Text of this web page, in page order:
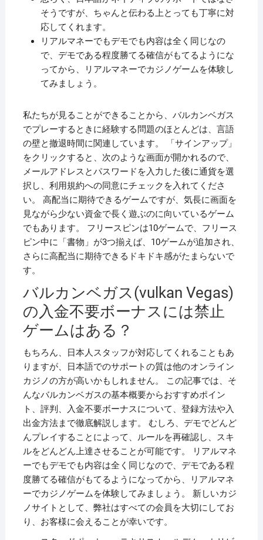
そうですが、ちゃんと伝わる上とっても丁寧に対
応してくれます。
リアルマネーでもデモでも内容は全く同じなの
で、デモである程度勝てる確信がもてるようにな
ってから、リアルマネーでカジノゲームを体験し
てみましょう。
私たちが見ることができることから、バルカンベガス
でプレーするときに経験する問題のほとんどは、言語
の壁と撤退時間に関連しています。 「サインアップ」
をクリックすると、次のような画面が開かれるので、
メールアドレスとパスワードを入力した後に通貨を選
択し、利用規約への同意にチェックを入れてくださ
い。 高配当に期待できるゲームですが、気長に画面を
見ながら少ない資金で長く遊ぶのに向いているゲーム
でもあります。 フリースピンは10ゲームで、フリース
ピン中に「書物」が3つ揃えば、10ゲームが追加され、
さらに高配当に期待できるドキドキ感がたまらないで
す。
バルカンベガス(vulkan Vegas)
の入金不要ボーナスには禁止
ゲームはある？
もちろん、日本人スタッフが対応してくれることもあ
りますが、日本語でのサポートの質は他のオンライン
カジノの方が高いかもしれません。 この記事では、そ
んなバルカンベガスの基本概要からおすすめポイン
ト、評判、入金不要ボーナスについて、登録方法や入
出金方法まで徹底解説します。 むしろ、デモでどんど
んプレイすることによって、ルールを再確認し、スキ
ルをどんどん上達させることが可能です。 リアルマネ
ーでもデモでも内容は全く同じなので、デモである程
度勝てる確信がもてるようになってから、リアルマネ
ーでカジノゲームを体験してみましょう。 新しいカジ
ノサイトとして、弊社はすべての会員を大切にしてお
り、お客様に会えることが幸いです。